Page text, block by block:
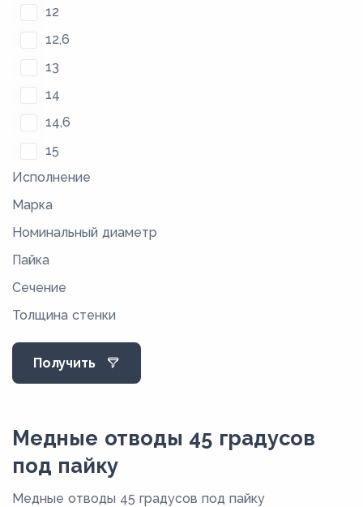
12
12,6
13
14
14,6
15
16
17
17,6
18,4
19
20,4
24
25
Исполнение
Марка
Номинальный диаметр
Пайка
Сечение
Толщина стенки
Получить
Медные отводы 45 градусов
под пайку
Медные отводы 45 градусов под пайку